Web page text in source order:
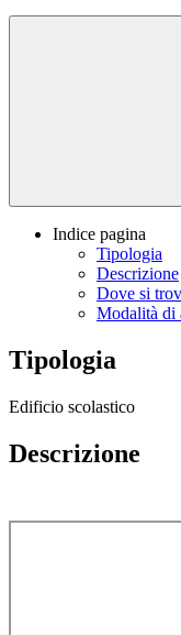
Indice pagina
Tipologia
Descrizione
Dove si
Modalità di
Tipologia
Edificio scolastico
Descrizione